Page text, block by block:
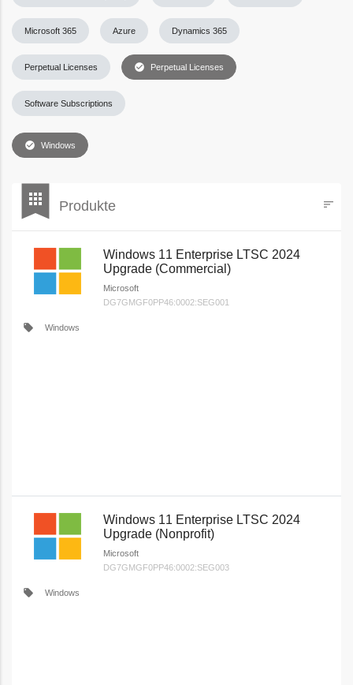
Microsoft 365 Azure Dynamics 365
Perpetual Licenses check_circle Perpetual Licenses
check_circle Windows
Software Subscriptions
bookmark
apps Produkte sort
Windows 11 Enterprise LTSC 2024
Upgrade (Commercial)
Microsoft
DG7GMGF0PP46:0002:SEG001
local_offer Windows
Windows 11 Enterprise LTSC 2024
Upgrade (Nonprofit)
Microsoft
DG7GMGF0PP46:0002:SEG003
local_offer Windows